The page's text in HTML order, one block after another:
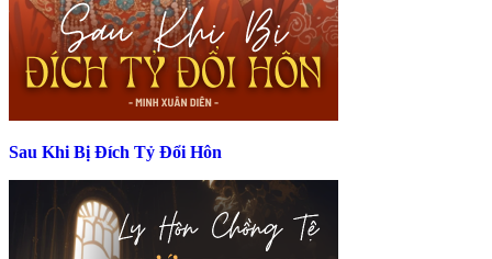
Sau Khi Bị Đích Tỷ Đổi Hôn